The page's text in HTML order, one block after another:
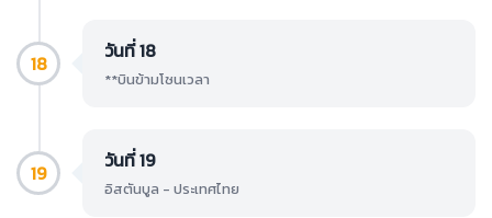
18 วันที่ 18
**บินข้ามโซนเวลา
19 วันที่ 19
อิสตันบูล - ประเทศไทย